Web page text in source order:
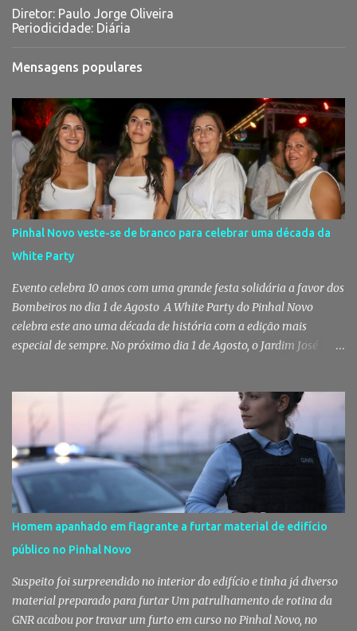
Diretor: Paulo Jorge Oliveira
Periodicidade: Diária
Mensagens populares
Pinhal Novo veste-se de branco para celebrar uma década da
White Party
Evento celebra 10 anos com uma grande festa solidária a favor dos
Bombeiros no dia 1 de Agosto A White Party do Pinhal Novo
celebra este ano uma década de história com a edição mais
especial de sempre. No próximo dia 1 de Agosto, o Jardim José
que parte das receitas reverterá para a Associação Humanitária
dos Bombeiros Voluntários do Pinhal Novo, reforçando o espírito
comunitário que sempre distinguiu este evento. O branco é a cor
essencial da festa de 1 de Agosto no Pinhal Novo 10 anos depois da
primeira edição, a White Party continua a ser muito mais do que
uma pista de dança ao ar livre. É um ponto de encontro entre
gerações, um momento de reencontro entre amigos e famílias,
mas também o reflexo daquilo que distingue o Pinhal Novo: a
capacidade de transformar uma ideia simples numa tradição que
mobiliza milhares de pessoas. Todos os anos, quando ch...
Homem apanhado em flagrante a furtar material de edifício
público no Pinhal Novo
Suspeito foi surpreendido no interior do edifício e tinha já diverso
material preparado para furtar Um patrulhamento de rotina da
GNR acabou por travar um furto em curso no Pinhal Novo, no